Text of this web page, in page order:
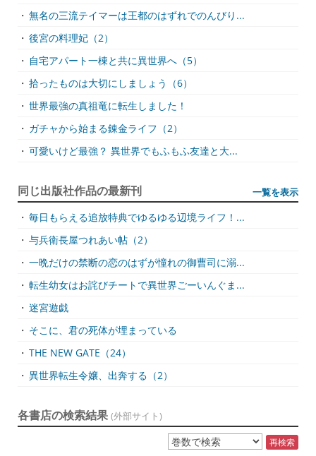
・ 無名の三流テイマーは王都のはずれでのんびり...
・ 後宮の料理妃（2）
・ 自宅アパート一棟と共に異世界へ（5）
・ 拾ったものは大切にしましょう（6）
・ 世界最強の真祖竜に転生しました！
・ ガチャから始まる錬金ライフ（2）
・ 可愛いけど最強？ 異世界でもふもふ友達と大...
同じ出版社作品の最新刊 一覧を表示
・ 毎日もらえる追放特典でゆるゆる辺境ライフ！...
・ 与兵衛長屋つれあい帖（2）
・ 一晩だけの禁断の恋のはずが憧れの御曹司に溺...
・ 転生幼女はお詫びチートで異世界ごーいんぐま...
・ 迷宮遊戯
・ そこに、君の死体が埋まっている
・ THE NEW GATE（24）
・ 異世界転生令嬢、出奔する（2）
各書店の検索結果 (外部サイト)
再検索